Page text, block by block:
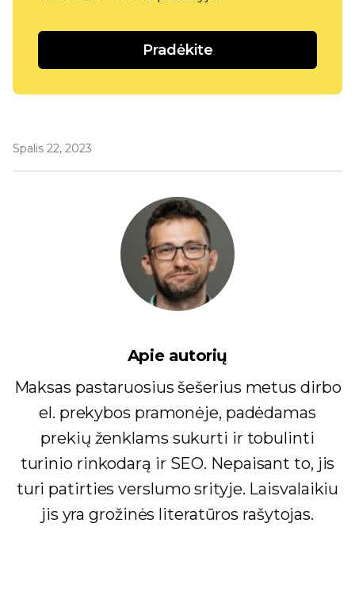
Pradėkite
Spalis 22, 2023
Apie autorių
Maksas pastaruosius šešerius metus dirbo
el. prekybos pramonėje, padėdamas
prekių ženklams sukurti ir tobulinti
turinio rinkodarą ir SEO. Nepaisant to, jis
turi patirties verslumo srityje. Laisvalaikiu
jis yra grožinės literatūros rašytojas.